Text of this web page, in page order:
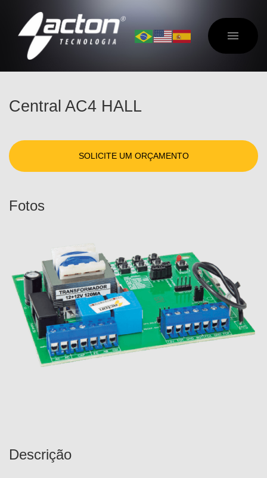
Central AC4 HALL
SOLICITE UM ORÇAMENTO
Fotos
Descrição